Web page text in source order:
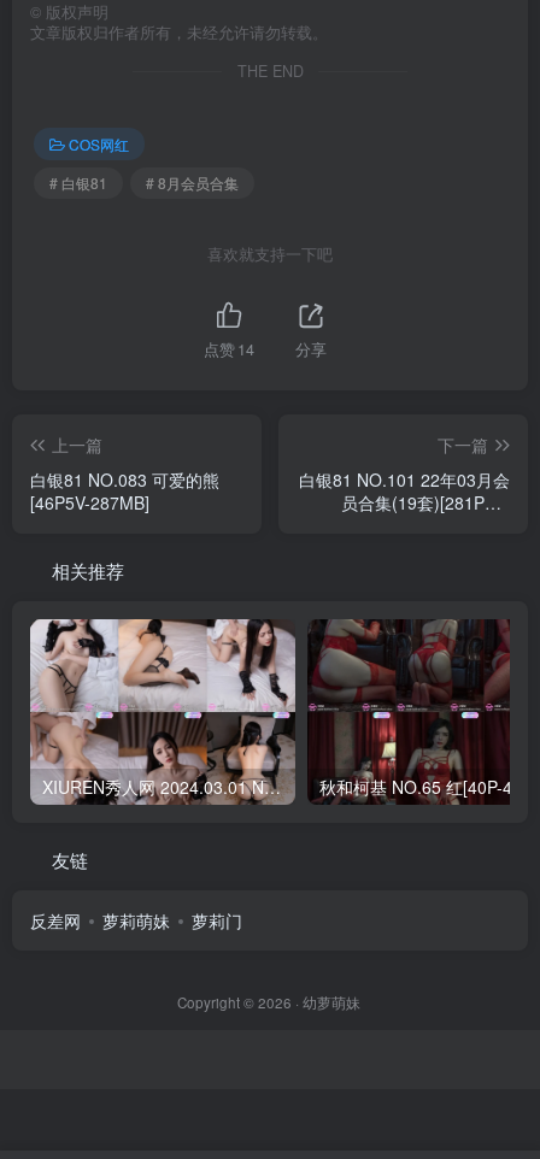
© 版权声明
文章版权归作者所有，未经允许请勿转载。
THE END
COS网红
# 白银81
# 8月会员合集
喜欢就支持一下吧
点赞14 分享
上一篇
白银81 NO.083 可爱的熊
[46P5V-287MB]
下一篇
白银81 NO.101 22年03月会
员合集(19套)[281P6V-
相关推荐
XIUREN秀人网 2024.03.01 NO.8166 鱼子酱Fish[79+1P／703MB]
友链
反差网 萝莉萌妹 萝莉门
Copyright © 2026 · 幼萝萌妹